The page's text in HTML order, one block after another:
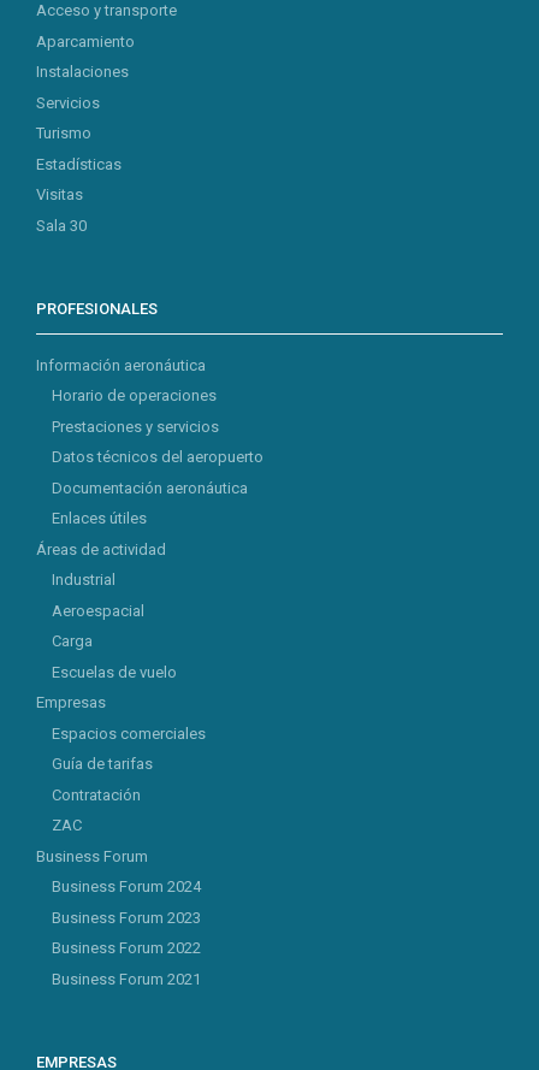
Acceso y transporte
Aparcamiento
Instalaciones
Servicios
Turismo
Estadísticas
Visitas
Sala 30
PROFESIONALES
Información aeronáutica
Horario de operaciones
Prestaciones y servicios
Datos técnicos del aeropuerto
Documentación aeronáutica
Enlaces útiles
Áreas de actividad
Industrial
Aeroespacial
Carga
Escuelas de vuelo
Empresas
Espacios comerciales
Guía de tarifas
Contratación
ZAC
Business Forum
Business Forum 2024
Business Forum 2023
Business Forum 2022
Business Forum 2021
EMPRESAS